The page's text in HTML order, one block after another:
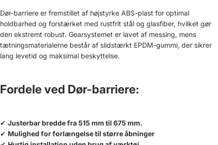
Dør-barriere er fremstillet af højstyrke ABS-plast for optimal
holdbarhed og forstærket med rustfrit stål og glasfiber, hvilket gør
den ekstremt robust. Gearsystemet er lavet af messing, mens
tætningsmaterialerne består af slidstærkt EPDM-gummi, der sikrer
lang levetid og maksimal beskyttelse.
Fordele ved Dør-barriere:
✔ Justerbar bredde fra515 mm til 675 mm.
✔ Mulighed for forlængelse til større åbninger